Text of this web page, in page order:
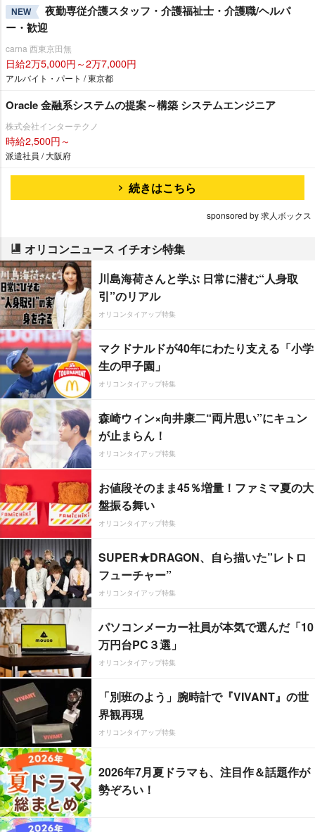
NEW
夜勤専従介護スタッフ・介護福祉士・介護職/ヘルパ
ー・歓迎
carna 西東京田無
日給2万5,000円～2万7,000円
アルバイト・パート / 東京都
Oracle 金融系システムの提案～構築 システムエンジニア
株式会社インターテクノ
時給2,500円～
派遣社員 / 大阪府
続きはこちら
sponsored by 求人ボックス
オリコンニュース イチオシ特集
川島海荷さんと学ぶ 日常に潜む“人身取
引”のリアル
オリコンタイアップ特集
マクドナルドが40年にわたり支える「小学
生の甲子園」
オリコンタイアップ特集
森崎ウィン×向井康二“両片思い”にキュン
が止まらん！
オリコンタイアップ特集
お値段そのまま45％増量！ファミマ夏の大
盤振る舞い
オリコンタイアップ特集
SUPER★DRAGON、自ら描いた”レトロ
フューチャー”
オリコンタイアップ特集
パソコンメーカー社員が本気で選んだ「10
万円台PC３選」
オリコンタイアップ特集
「別班のよう」腕時計で『VIVANT』の世
界観再現
オリコンタイアップ特集
2026年7月夏ドラマも、注目作＆話題作が
勢ぞろい！